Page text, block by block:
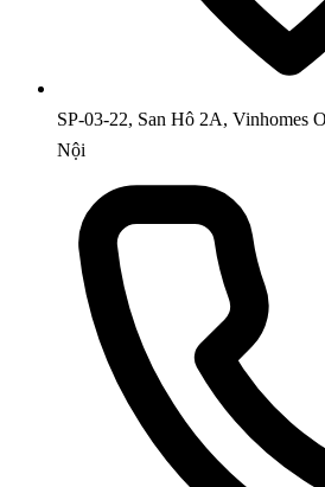
SP-03-22, San Hô 2A, Vinhomes
Nội